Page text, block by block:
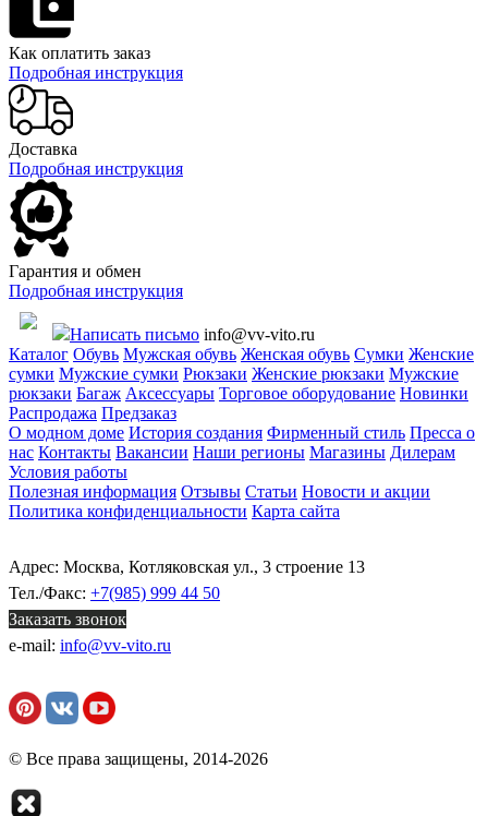
Как оплатить заказ
Подробная инструкция
Доставка
Подробная инструкция
Гарантия и обмен
Подробная инструкция
Написать письмо info@vv-vito.ru
Каталог Обувь Мужская обувь Женская обувь Сумки Женские
сумки Мужские сумки Рюкзаки Женские рюкзаки Мужские
рюкзаки Багаж Аксессуары Торговое оборудование Новинки
Распродажа Предзаказ
О модном доме История создания Фирменный стиль Пресса о
нас Контакты Вакансии Наши регионы Магазины Дилерам
Условия работы
Полезная информация Отзывы Статьи Новости и акции
Политика конфиденциальности Карта сайта
Адрес: Москва, Котляковская ул., 3 строение 13
Тел./Факс: +7(985) 999 44 50
Заказать звонок
e-mail: info@vv-vito.ru
© Все права защищены, 2014-2026